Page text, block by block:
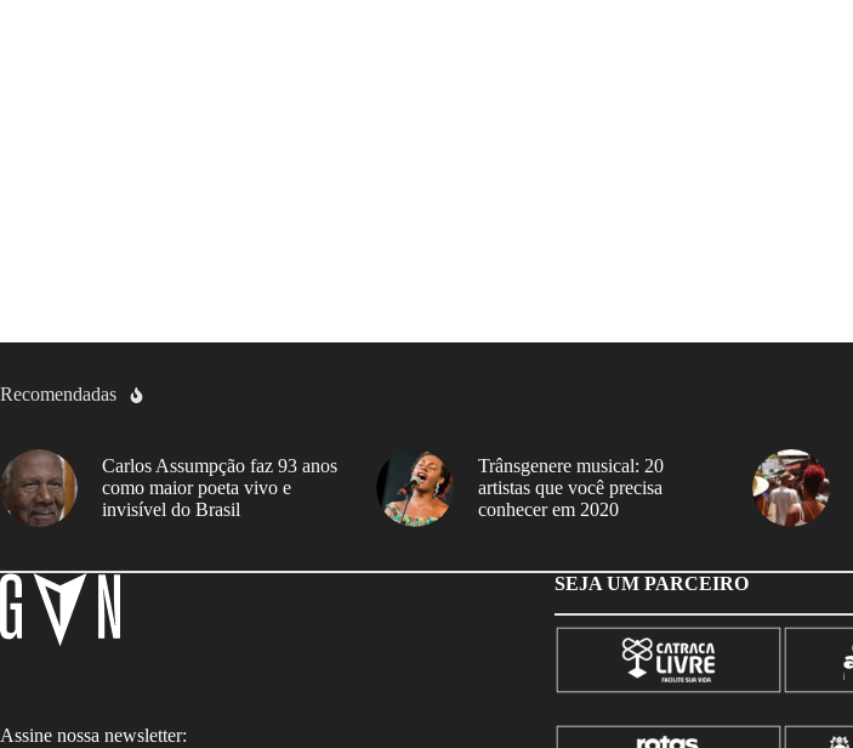
Recomendadas
Carlos Assumpção faz 93 anos
como maior poeta vivo e
invisível do Brasil
Trânsgenere musical: 20
artistas que você precisa
conhecer em 2020
Assine nossa newsletter:
SEJA UM PARCEIRO